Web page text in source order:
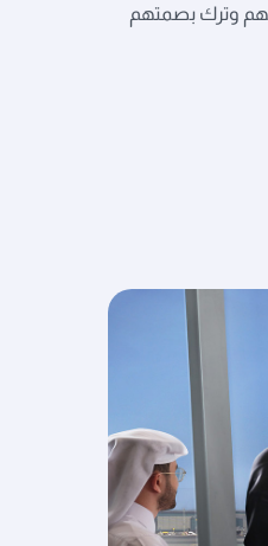
وترك بصمتهم